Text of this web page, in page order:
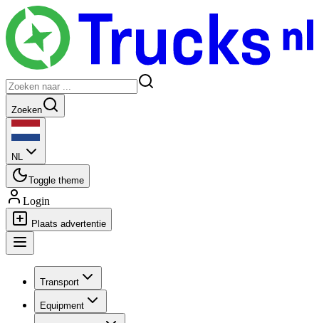
Zoeken
NL
Toggle theme
Login
Plaats advertentie
Transport
Equipment